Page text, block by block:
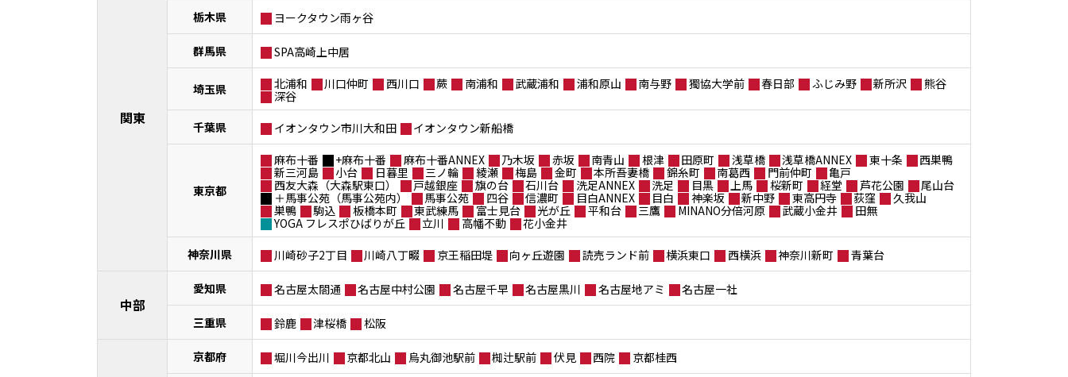
関東
栃木県 ヨークタウン雨ヶ谷
群馬県 SPA高崎上中居
埼玉県 北浦和 川口仲町 西川口 蕨 南浦和 武蔵浦和 浦和原山 南与野 獨協大学前 春日部 ふじみ野 新所沢
熊谷
深谷
千葉県
イオンタウン市川大和田 イオンタウン新船橋
東京都
麻布十番 +麻布十番 麻布十番ANNEX 乃木坂 赤坂 南青山 根津 田原町 浅草橋 浅草橋ANNEX 東十条
西巣鴨
新三河島
小台 日暮里 三ノ輪 綾瀬 梅島 金町 本所吾妻橋 錦糸町 南葛西 門前仲町
亀戸
西友大森（大森駅東口）
戸越銀座 旗の台 石川台 洗足ANNEX 洗足 目黒 上馬 桜新町 経堂 芦花公園
尾山台
＋馬事公苑（馬事公苑内）
馬事公苑 四谷 信濃町 目白ANNEX 目白 神楽坂 新中野 東高円寺 荻窪
久我山
巣鴨
駒込 板橋本町 東武練馬 富士見台 光が丘 平和台 三鷹 MINANO分倍河原 武蔵小金井
田無
YOGA フレスポひばりが丘
立川 高幡不動
花小金井
神奈川県
川崎砂子2丁目 川崎八丁畷 京王稲田堤 向ヶ丘遊園 読売ランド前 横浜東口 西横浜 神奈川新町 青葉台
中部
愛知県 名古屋太閤通 名古屋中村公園 名古屋千早 名古屋黒川 名古屋地アミ 名古屋一社
三重県 鈴鹿 津桜橋 松阪
京都府 堀川今出川 京都北山 烏丸御池駅前 椥辻駅前 伏見 西院 京都桂西